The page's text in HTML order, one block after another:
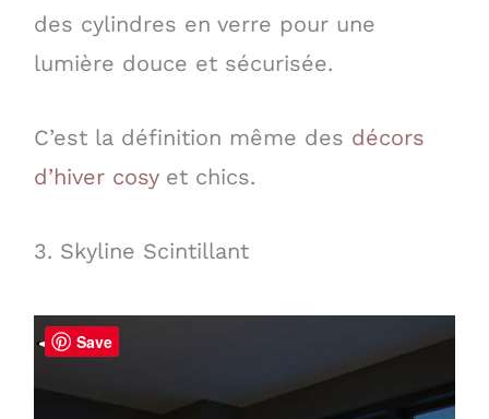
des cylindres en verre pour une
lumière douce et sécurisée.
C’est la définition même des décors
d’hiver cosyet chics.
3. Skyline Scintillant
Save